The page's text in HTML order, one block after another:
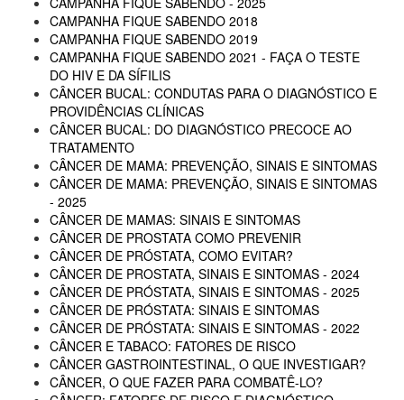
CAMPANHA FIQUE SABENDO 2018
CAMPANHA FIQUE SABENDO 2019
CAMPANHA FIQUE SABENDO 2021 - FAÇA O TESTE
DO HIV E DA SÍFILIS
CÂNCER BUCAL: CONDUTAS PARA O DIAGNÓSTICO E
PROVIDÊNCIAS CLÍNICAS
CÂNCER BUCAL: DO DIAGNÓSTICO PRECOCE AO
TRATAMENTO
CÂNCER DE MAMA: PREVENÇÃO, SINAIS E SINTOMAS
CÂNCER DE MAMA: PREVENÇÃO, SINAIS E SINTOMAS
- 2025
CÂNCER DE MAMAS: SINAIS E SINTOMAS
CÂNCER DE PROSTATA COMO PREVENIR
CÂNCER DE PRÓSTATA, COMO EVITAR?
CÂNCER DE PROSTATA, SINAIS E SINTOMAS - 2024
CÂNCER DE PRÓSTATA, SINAIS E SINTOMAS - 2025
CÂNCER DE PRÓSTATA: SINAIS E SINTOMAS
CÂNCER DE PRÓSTATA: SINAIS E SINTOMAS - 2022
CÂNCER E TABACO: FATORES DE RISCO
CÂNCER GASTROINTESTINAL, O QUE INVESTIGAR?
CÂNCER, O QUE FAZER PARA COMBATÊ-LO?